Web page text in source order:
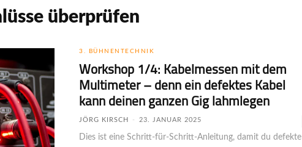
überprüfen
3. BÜHNENTECHNIK
Workshop 1/4: Kabelmessen mit dem
Multimeter – denn ein defektes Kabel
kann deinen ganzen Gig lahmlegen
JÖRG KIRSCH - 23. JANUAR 2025
Dies ist eine Schritt-für-Schritt-Anleitung, damit du defekte